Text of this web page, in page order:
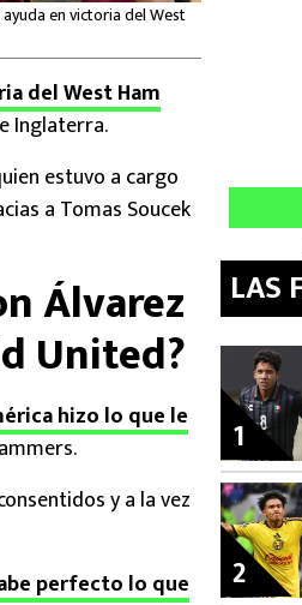
en victoria del West
del West Ham
Inglaterra.
estuvo a cargo
a Tomas Soucek
Álvarez
United?
hizo lo que le
y a la vez
perfecto lo que
LAS
1
2